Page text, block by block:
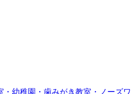
・幼稚園・歯みがき教室・ノーズワ